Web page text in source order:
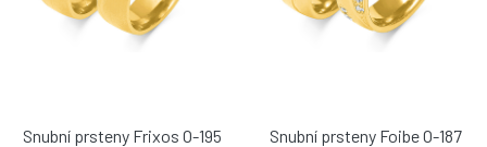
Snubní prsteny Frixos O-195
Snubní prsteny Foibe O-187